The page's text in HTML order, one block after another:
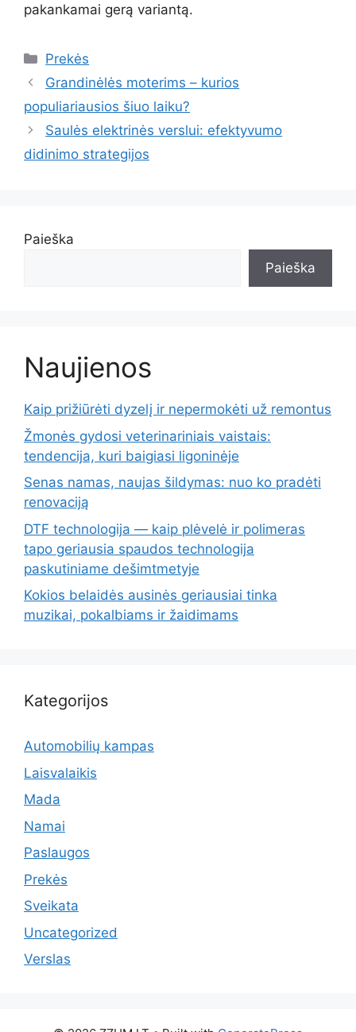
pakankamai gerą variantą.
Kategorijos
Prekės
Grandinėlės moterims – kurios
populiariausios šiuo laiku?
Saulės elektrinės verslui: efektyvumo
didinimo strategijos
Paieška
Paieška
Naujienos
Kaip prižiūrėti dyzelį ir nepermokėti už remontus
Žmonės gydosi veterinariniais vaistais:
tendencija, kuri baigiasi ligoninėje
Senas namas, naujas šildymas: nuo ko pradėti
renovaciją
DTF technologija — kaip plėvelė ir polimeras
tapo geriausia spaudos technologija
paskutiniame dešimtmetyje
Kokios belaidės ausinės geriausiai tinka
muzikai, pokalbiams ir žaidimams
Kategorijos
Automobilių kampas
Laisvalaikis
Mada
Namai
Paslaugos
Prekės
Sveikata
Uncategorized
Verslas